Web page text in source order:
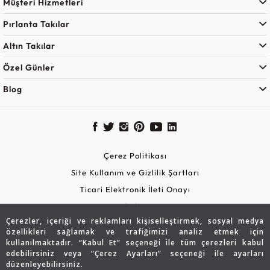
Çerezler, içeriği ve reklamları kişiselleştirmek, sosyal medya
özellikleri sağlamak ve trafiğimizi analiz etmek için
kullanılmaktadır. “Kabul Et” seçeneği ile tüm çerezleri kabul
edebilirsiniz veya “Çerez Ayarları” seçeneği ile ayarları
düzenleyebilirsiniz.
Pırlanta Takılar
Altın Takılar
Özel Günler
Blog
Çerez Politikası
Site Kullanım ve Gizlilik Şartları
Ticari Elektronik İleti Onayı
KVKK Aydınlatma Metni
Güvenli Alışveriş